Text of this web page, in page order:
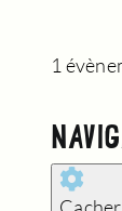
1
FOR